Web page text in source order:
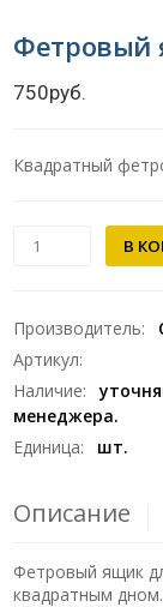
Фетровый
750руб.
Квадратный
Производитель:
Артикул:
Наличие:
менеджера.
Единица: шт.
Описание
Фетровый ящик
квадратным дном.